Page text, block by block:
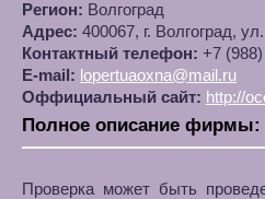
Регион: Волгоград
Адрес: 400067, г. Волгоград,
Контактный телефон: +7
E-mail: lopertuaoxna@mail.ru
Оффициальный сайт: http://
Полное описание фирмы:
Проверка может быть